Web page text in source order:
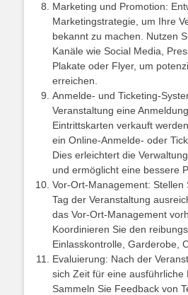
Marketing und Promotion:
Marketingstrategie, um Ihre
bekannt zu machen. Nutzen
Kanäle wie Social Media,
Plakate oder Flyer, um
erreichen.
Anmelde- und Ticketing-
Veranstaltung eine
Eintrittskarten verkauft
ein Online-Anmelde- oder
Dies erleichtert die
und ermöglicht eine bessere
Vor-Ort-Management: Stellen
Tag der Veranstaltung
das Vor-Ort-Management
Koordinieren Sie den
Einlasskontrolle, Garderobe,
Evaluierung: Nach der
sich Zeit für eine ausführliche
Sammeln Sie Feedback von